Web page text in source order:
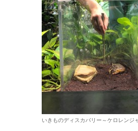
いきものディスカバリー～ケロレンジ